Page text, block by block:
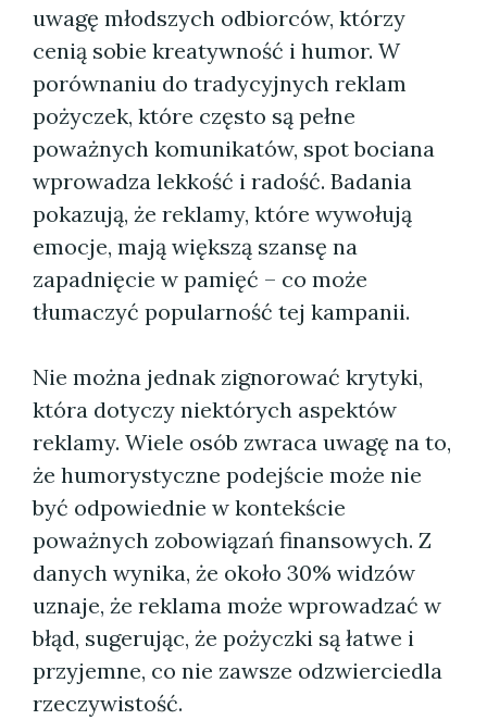
uwagę młodszych odbiorców, którzy
cenią sobie kreatywność i humor. W
porównaniu do tradycyjnych reklam
pożyczek, które często są pełne
poważnych komunikatów, spot bociana
wprowadza lekkość i radość. Badania
pokazują, że reklamy, które wywołują
emocje, mają większą szansę na
zapadnięcie w pamięć – co może
tłumaczyć popularność tej kampanii.
Nie można jednak zignorować krytyki,
która dotyczy niektórych aspektów
reklamy. Wiele osób zwraca uwagę na to,
że humorystyczne podejście może nie
być odpowiednie w kontekście
poważnych zobowiązań finansowych. Z
danych wynika, że około 30% widzów
uznaje, że reklama może wprowadzać w
błąd, sugerując, że pożyczki są łatwe i
przyjemne, co nie zawsze odzwierciedla
rzeczywistość.